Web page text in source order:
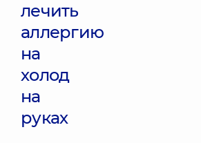
лечить
аллергию
на
холод
на
руках